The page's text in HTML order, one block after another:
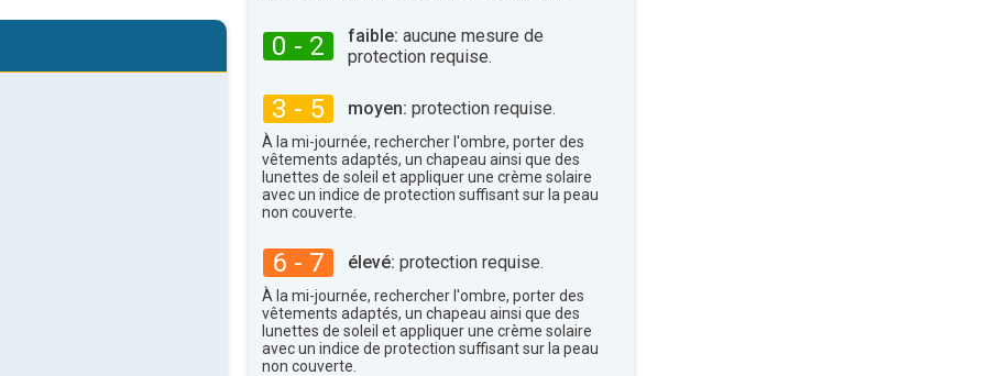
3
2
1
0 - 2 faible: aucune mesure de
protection requise.
3 - 5 moyen: protection requise.
À la mi-journée, rechercher l'ombre, porter des
vêtements adaptés, un chapeau ainsi que des
lunettes de soleil et appliquer une crème solaire
avec un indice de protection suffisant sur la peau
non couverte.
6 - 7 élevé: protection requise.
À la mi-journée, rechercher l'ombre, porter des
vêtements adaptés, un chapeau ainsi que des
lunettes de soleil et appliquer une crème solaire
avec un indice de protection suffisant sur la peau
non couverte.